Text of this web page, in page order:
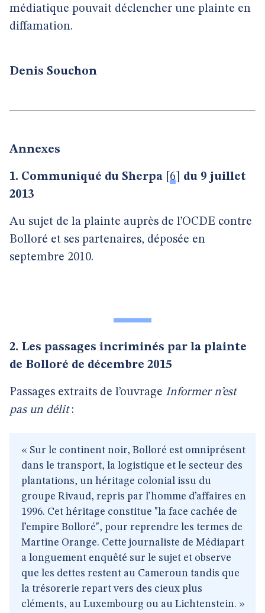
médiatique pouvait déclencher une plainte en
diffamation.
Denis Souchon
Annexes
1. Communiqué du Sherpa 6
du 9 juillet
2013
Au sujet de la plainte auprès de l’OCDE contre
Bolloré et ses partenaires, déposée en
septembre 2010.
2. Les passages incriminés par la plainte
de Bolloré de décembre 2015
Passages extraits de l’ouvrage Informer n’est
pas un délit:
« Sur le continent noir, Bolloré est omniprésent
dans le transport, la logistique et le secteur des
plantations, un héritage colonial issu du
groupe Rivaud, repris par l’homme d’affaires en
1996. Cet héritage constitue "la face cachée de
l’empire Bolloré", pour reprendre les termes de
Martine Orange. Cette journaliste de Médiapart
a longuement enquêté sur le sujet et observe
que les dettes restent au Cameroun tandis que
la trésorerie repart vers des cieux plus
cléments, au Luxembourg ou au Lichtenstein. »